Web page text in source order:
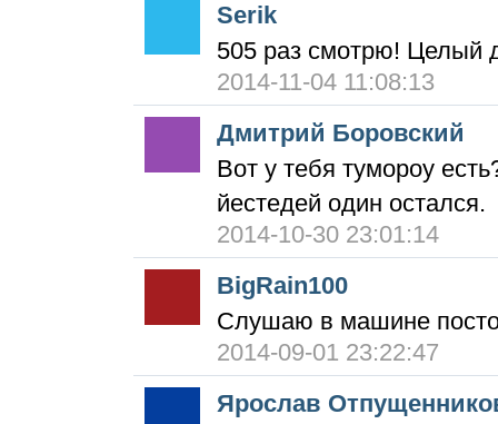
Serik
505 раз смотрю! Целый
2014-11-04 11:08:13
Дмитрий Боровский
Вот у тебя тумороу
йестедей один остался.
2014-10-30 23:01:14
BigRain100
Слушаю в машине
2014-09-01 23:22:47
Ярослав